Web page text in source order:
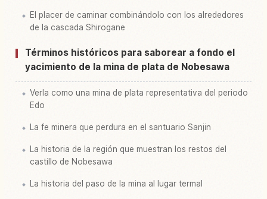
El placer de caminar combinándolo con los alrededores
de la cascada Shirogane
Términos históricos para saborear a fondo el
yacimiento de la mina de plata de Nobesawa
Verla como una mina de plata representativa del periodo
Edo
La fe minera que perdura en el santuario Sanjin
La historia de la región que muestran los restos del
castillo de Nobesawa
La historia del paso de la mina al lugar termal